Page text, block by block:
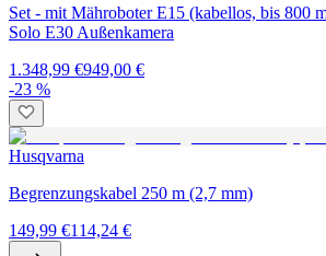
Set - mit Mähroboter E15 (kabellos, bis 800
Solo E30 Außenkamera
1.348,99 €949,00 €
-23 %
Husqvarna
Begrenzungskabel 250 m (2,7 mm)
149,99 €114,24 €